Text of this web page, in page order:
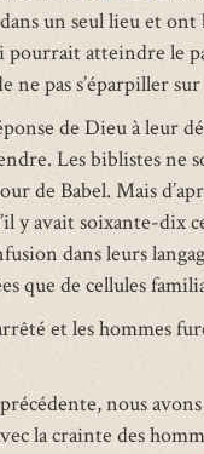
is
un seul lieu et
atteindre le
pas s’éparpiller
de Dieu à leur
Les biblistes ne
de Babel. Mais
y avait soixante-dix
dans leurs
que de cellules
et les hommes
nous
la crainte des